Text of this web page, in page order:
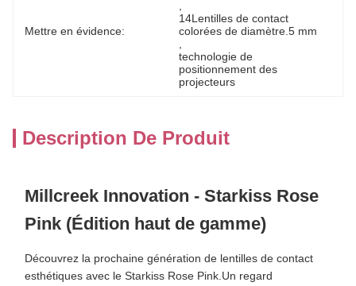
Mettre en évidence:
14Lentilles de contact
colorées de diamètre.5 mm
technologie de
positionnement des
projecteurs
Description De Produit
Millcreek Innovation - Starkiss Rose
Pink (Édition haut de gamme)
Découvrez la prochaine génération de lentilles de contact
esthétiques avec le Starkiss Rose Pink.Un regard